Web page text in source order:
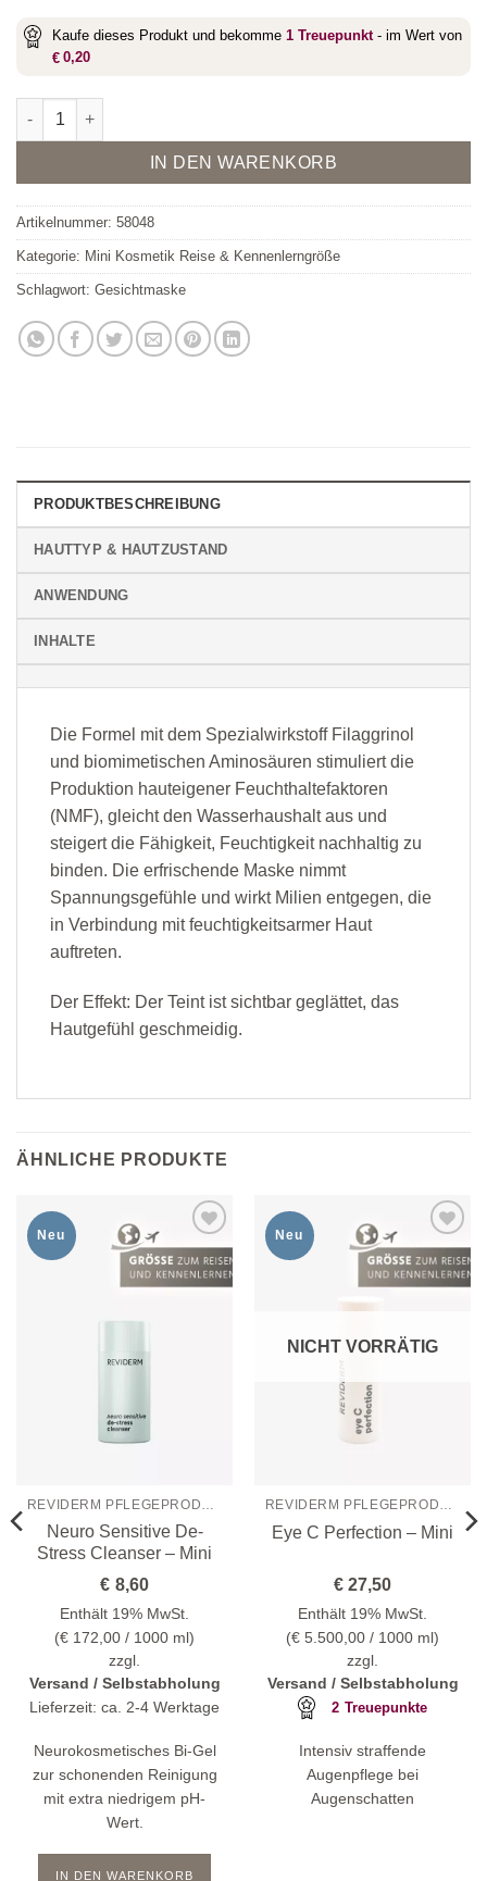
Kaufe dieses Produkt und bekomme 1 Treuepunkt - im Wert von
€ 0,20
Hydro 2 Infusion Mask - Mini 15ml Menge
IN DEN WARENKORB
Alternative:
Artikelnummer: 58048
Kategorie: Mini Kosmetik Reise & Kennenlerngröße
Schlagwort: Gesichtmaske
PRODUKTBESCHREIBUNG
HAUTTYP & HAUTZUSTAND
ANWENDUNG
INHALTE
Die Formel mit dem Spezialwirkstoff Filaggrinol
und biomimetischen Aminosäuren stimuliert die
Produktion hauteigener Feuchthaltefaktoren
(NMF), gleicht den Wasserhaushalt aus und
steigert die Fähigkeit, Feuchtigkeit nachhaltig zu
binden. Die erfrischende Maske nimmt
Spannungsgefühle und wirkt Milien entgegen, die
in Verbindung mit feuchtigkeitsarmer Haut
auftreten.
Der Effekt: Der Teint ist sichtbar geglättet, das
Hautgefühl geschmeidig.
ÄHNLICHE PRODUKTE
Neu
Zur
Wunschliste
hinzufügen
REVIDERM PFLEGEPRODUKTE
Neuro Sensitive De-
Stress Cleanser – Mini
€ 8,60
Enthält 19% MwSt.
(€ 172,00/ 1000 ml)
zzgl.
Versand / Selbstabholung
Lieferzeit: ca. 2-4 Werktage
Neurokosmetisches Bi-Gel
zur schonenden Reinigung
mit extra niedrigem pH-
Wert.
IN DEN WARENKORB
Neu
Zur
Wunschliste
hinzufügen
NICHT VORRÄTIG
REVIDERM PFLEGEPRODUKTE
Eye C Perfection – Mini
€ 27,50
Enthält 19% MwSt.
(€ 5.500,00/ 1000 ml)
zzgl.
Versand / Selbstabholung
2 Treuepunkte
Intensiv straffende
Augenpflege bei
Augenschatten